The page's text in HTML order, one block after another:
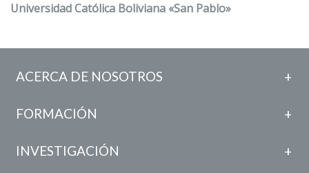
Universidad Católica Boliviana «San Pablo»
ACERCA DE NOSOTROS
FORMACIÓN
INVESTIGACIÓN